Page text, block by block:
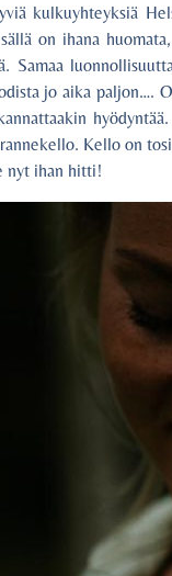
kulkuyhteyksiä
on ihana
Samaa
jo aika paljon….
Kello on
nyt ihan hitti!